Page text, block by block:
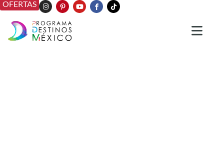
OFERTAS